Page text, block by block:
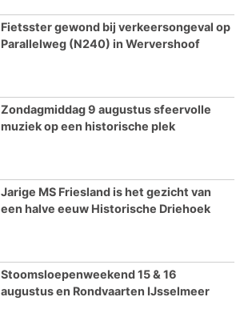
Fietsster gewond bij verkeersongeval op
Parallelweg (N240) in Wervershoof
Zondagmiddag 9 augustus sfeervolle
muziek op een historische plek
Jarige MS Friesland is het gezicht van
een halve eeuw Historische Driehoek
Stoomsloepenweekend 15 & 16
augustus en Rondvaarten IJsselmeer